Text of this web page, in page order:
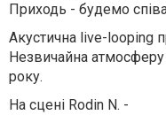
Приходь - будемо
Акустична live-looping
Незвичайна атмосферу
року.
На сцені Rodin N. -